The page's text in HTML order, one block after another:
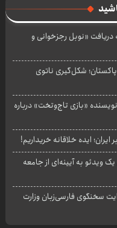
«نوبل رجزخوانی و
شکل‌گیری ناتوی
«بازی تاج‌وتخت» درباره
ایده خلاقانه خریداریم!
ویدئو به آیینه‌ای از جامعه
سخنگوی فارسی‌زبان وزارت